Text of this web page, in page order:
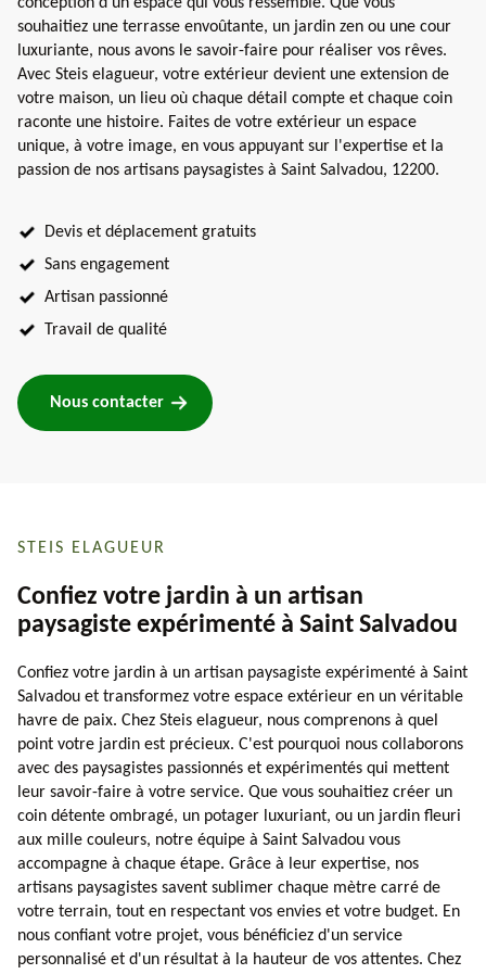
souhaitiez une terrasse envoûtante, un jardin zen ou une cour
luxuriante, nous avons le savoir-faire pour réaliser vos rêves.
Avec Steis elagueur, votre extérieur devient une extension de
votre maison, un lieu où chaque détail compte et chaque coin
raconte une histoire. Faites de votre extérieur un espace
unique, à votre image, en vous appuyant sur l'expertise et la
passion de nos artisans paysagistes à Saint Salvadou, 12200.
Devis et déplacement gratuits
Sans engagement
Artisan passionné
Travail de qualité
Nous contacter
STEIS ELAGUEUR
Confiez votre jardin à un artisan
paysagiste expérimenté à Saint Salvadou
Confiez votre jardin à un artisan paysagiste expérimenté à Saint
Salvadou et transformez votre espace extérieur en un véritable
havre de paix. Chez Steis elagueur, nous comprenons à quel
point votre jardin est précieux. C'est pourquoi nous collaborons
avec des paysagistes passionnés et expérimentés qui mettent
leur savoir-faire à votre service. Que vous souhaitiez créer un
coin détente ombragé, un potager luxuriant, ou un jardin fleuri
aux mille couleurs, notre équipe à Saint Salvadou vous
accompagne à chaque étape. Grâce à leur expertise, nos
artisans paysagistes savent sublimer chaque mètre carré de
votre terrain, tout en respectant vos envies et votre budget. En
nous confiant votre projet, vous bénéficiez d'un service
personnalisé et d'un résultat à la hauteur de vos attentes. Chez